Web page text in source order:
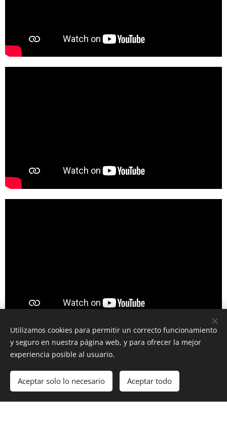
Creado conWebnode Cookies
Utilizamos cookies para permitir un correcto funcionamiento
y seguro en nuestra página web, y para ofrecer la mejor
experiencia posible al usuario.
Aceptar solo lo necesario Aceptar todo